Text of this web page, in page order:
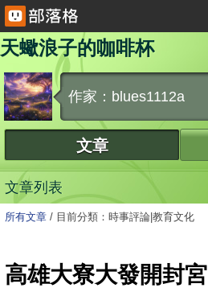
天蠍浪子的咖啡杯
作家：blues1112a
文章
文章列表
所有文章 / 目前分類：時事評論|教育文化
高雄大寮大發開封宮